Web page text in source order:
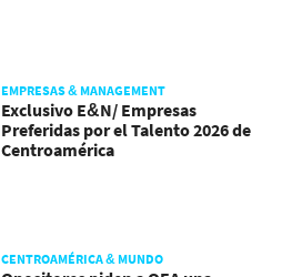
EMPRESAS & MANAGEMENT
Exclusivo E&N/ Empresas
Preferidas por el Talento 2026 de
Centroamérica
CENTROAMÉRICA & MUNDO